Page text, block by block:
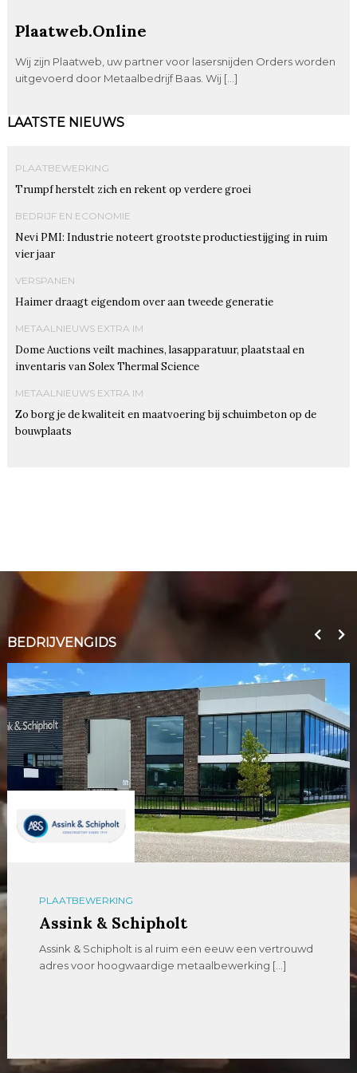
Plaatweb.Online
Wij zijn Plaatweb, uw partner voor lasersnijden Orders worden
uitgevoerd door Metaalbedrijf Baas. Wij […]
LAATSTE NIEUWS
PLAATBEWERKING
Trumpf herstelt zich en rekent op verdere groei
BEDRIJF EN ECONOMIE
Nevi PMI: Industrie noteert grootste productiestijging in ruim
vier jaar
VERSPANEN
Haimer draagt eigendom over aan tweede generatie
METAALNIEUWS EXTRA IM
Dome Auctions veilt machines, lasapparatuur, plaatstaal en
inventaris van Solex Thermal Science
METAALNIEUWS EXTRA IM
Zo borg je de kwaliteit en maatvoering bij schuimbeton op de
bouwplaats
BEDRIJVENGIDS
PLAATBEWERKING
Assink & Schipholt
Assink & Schipholt is al ruim een eeuw een vertrouwd
adres voor hoogwaardige metaalbewerking […]